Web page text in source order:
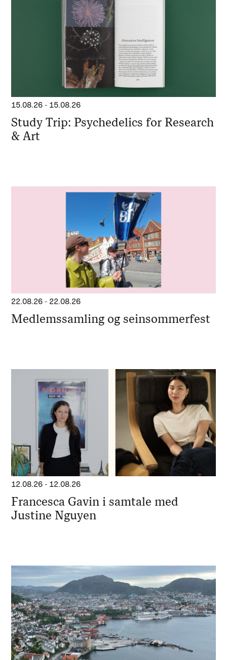
15.08.26 - 15.08.26
Study Trip: Psychedelics for Research
& Art
22.08.26 - 22.08.26
Medlemssamling og seinsommerfest
12.08.26 - 12.08.26
Francesca Gavin i samtale med
Justine Nguyen